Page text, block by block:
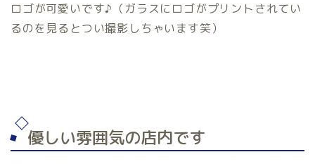
ロゴが可愛いです♪（ガラスにロゴがプリントされてい
るのを見るとつい撮影しちゃいます笑）
優しい雰囲気の店内です